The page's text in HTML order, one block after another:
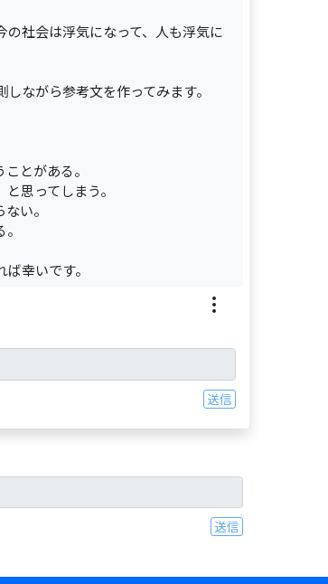
社会は浮気になって、人も浮気に
ながら参考文を作ってみます。
とがある。
思ってしまう。
い。
幸いです。
送信
送信